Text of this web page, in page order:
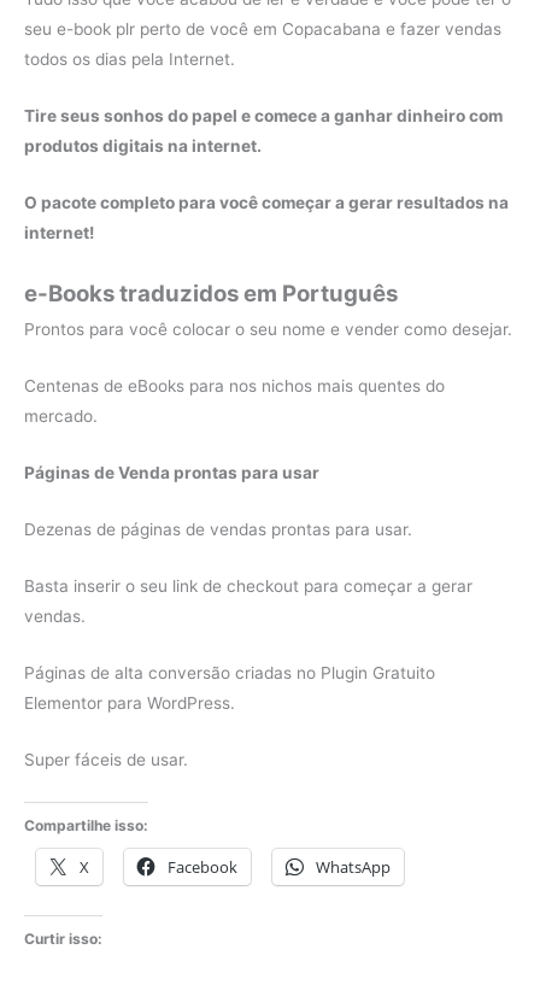
seu e-book plr perto de você em Copacabana e fazer vendas
todos os dias pela Internet.
Tire seus sonhos do papel e comece a ganhar dinheiro com
produtos digitais na internet.
O pacote completo para você começar a gerar resultados na
internet!
e-Books traduzidos em Português
Prontos para você colocar o seu nome e vender como desejar.
Centenas de eBooks para nos nichos mais quentes do
mercado.
Páginas de Venda prontas para usar
Dezenas de páginas de vendas prontas para usar.
Basta inserir o seu link de checkout para começar a gerar
vendas.
Páginas de alta conversão criadas no Plugin Gratuito
Elementor para WordPress.
Super fáceis de usar.
Compartilhe isso:
X Facebook WhatsApp
Curtir isso: